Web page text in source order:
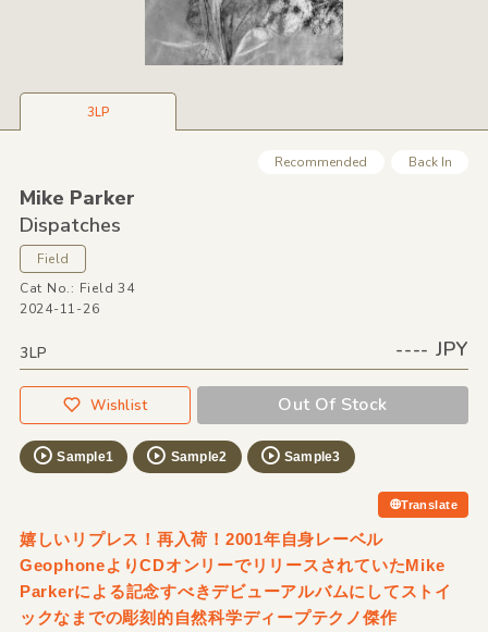
3LP
Recommended Back In
Mike Parker
Dispatches
Field
Cat No.: Field 34
2024-11-26
3LP ---- JPY
Wishlist Out Of Stock
Sample1 Sample2 Sample3
Translate
嬉しいリプレス！再入荷！2001年自身レーベル
GeophoneよりCDオンリーでリリースされていたMike
Parkerによる記念すべきデビューアルバムにしてストイ
ックなまでの彫刻的自然科学ディープテクノ傑作